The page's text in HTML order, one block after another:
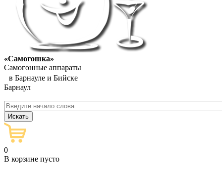
«Самогошка»
Самогонные аппараты
в Барнауле и Бийске
Барнаул
0
В корзине пусто